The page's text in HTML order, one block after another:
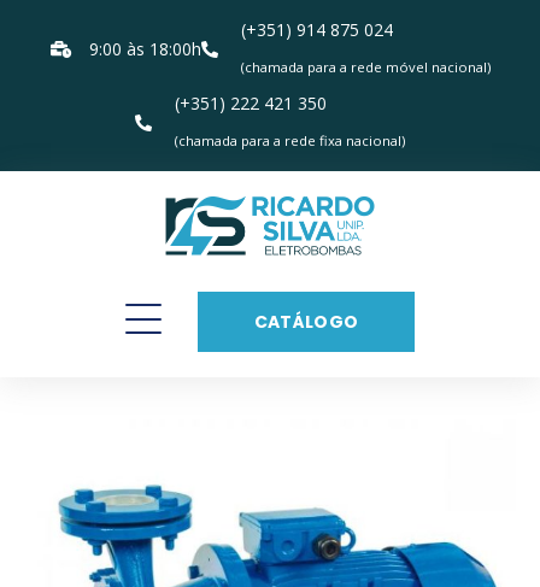
9:00 às 18:00h
(+351) 914 875 024
(chamada para a rede móvel nacional)
(+351) 222 421 350
(chamada para a rede fixa nacional)
CATÁLOGO